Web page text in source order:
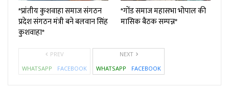
*प्रांतीय कुशवाहा समाज संगठन
प्रदेश संगठन मंत्री बने बलवान सिंह
कुशवाहा*
*गोंड समाज महासभा भोपाल की
मासिक बैठक सम्पन्न*
PREV
WHATSAPP
FACEBOOK
NEXT
WHATSAPP
FACEBOOK